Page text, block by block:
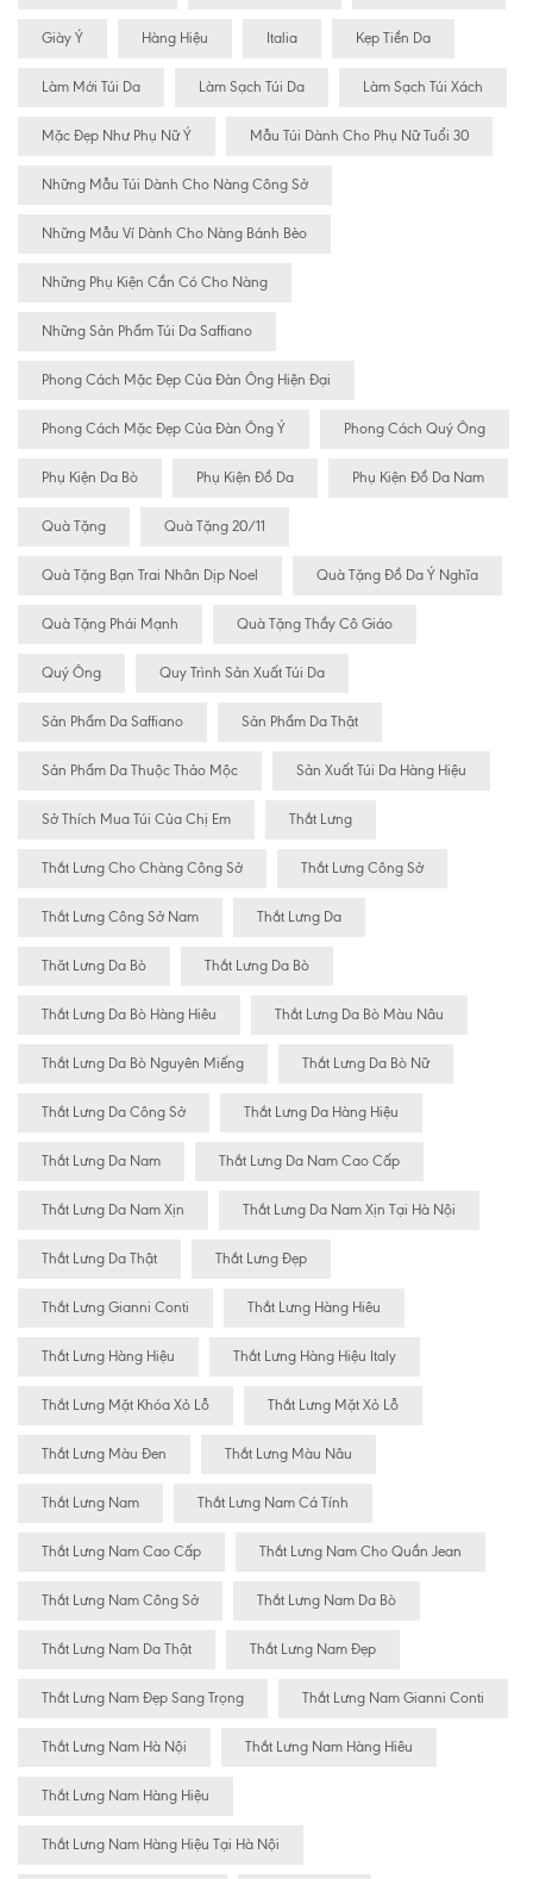
Giày Ý Hàng Hiệu Italia Kẹp Tiền Da
Làm Mới Túi Da Làm Sạch Túi Da Làm Sạch Túi Xách
Mặc Đẹp Như Phụ Nữ Ý Mẫu Túi Dành Cho Phụ Nữ Tuổi 30
Những Mẫu Túi Dành Cho Nàng Công Sở
Những Mẫu Ví Dành Cho Nàng Bánh Bèo
Những Phụ Kiện Cần Có Cho Nàng
Những Sản Phẩm Túi Da Saffiano
Phong Cách Mặc Đẹp Của Đàn Ông Hiện Đại
Phong Cách Mặc Đẹp Của Đàn Ông Ý Phong Cách Quý Ông
Phụ Kiện Da Bò Phụ Kiện Đồ Da Phụ Kiện Đồ Da Nam
Quà Tặng Quà Tặng 20/11
Quà Tặng Bạn Trai Nhân Dịp Noel Quà Tặng Đồ Da Ý Nghĩa
Quà Tặng Phái Mạnh Quà Tặng Thầy Cô Giáo
Quý Ông Quy Trình Sản Xuất Túi Da
Sản Phẩm Da Saffiano Sản Phẩm Da Thật
Sản Phẩm Da Thuộc Thảo Mộc Sản Xuất Túi Da Hàng Hiệu
Sở Thích Mua Túi Của Chị Em Thắt Lưng
Thắt Lưng Cho Chàng Công Sở Thắt Lưng Công Sở
Thắt Lưng Công Sở Nam Thắt Lưng Da
Thăt Lưng Da Bò Thắt Lưng Da Bò
Thắt Lưng Da Bò Hàng Hiêu Thắt Lưng Da Bò Màu Nâu
Thắt Lưng Da Bò Nguyên Miếng Thắt Lưng Da Bò Nữ
Thắt Lưng Da Công Sở Thắt Lưng Da Hàng Hiệu
Thắt Lưng Da Nam Thắt Lưng Da Nam Cao Cấp
Thắt Lưng Da Nam Xịn Thắt Lưng Da Nam Xịn Tại Hà Nội
Thắt Lưng Da Thật Thắt Lưng Đẹp
Thắt Lưng Gianni Conti Thắt Lưng Hàng Hiêu
Thắt Lưng Hàng Hiệu Thắt Lưng Hàng Hiệu Italy
Thắt Lưng Mặt Khóa Xỏ Lỗ Thắt Lưng Mặt Xỏ Lỗ
Thắt Lưng Màu Đen Thắt Lưng Màu Nâu
Thắt Lưng Nam Thắt Lưng Nam Cá Tính
Thắt Lưng Nam Cao Cấp Thắt Lưng Nam Cho Quần Jean
Thắt Lưng Nam Công Sở Thắt Lưng Nam Da Bò
Thắt Lưng Nam Da Thật Thắt Lưng Nam Đẹp
Thắt Lưng Nam Đẹp Sang Trọng Thắt Lưng Nam Gianni Conti
Thắt Lưng Nam Hà Nội Thắt Lưng Nam Hàng Hiêu
Thắt Lưng Nam Hàng Hiệu
Thắt Lưng Nam Hàng Hiệu Tại Hà Nội